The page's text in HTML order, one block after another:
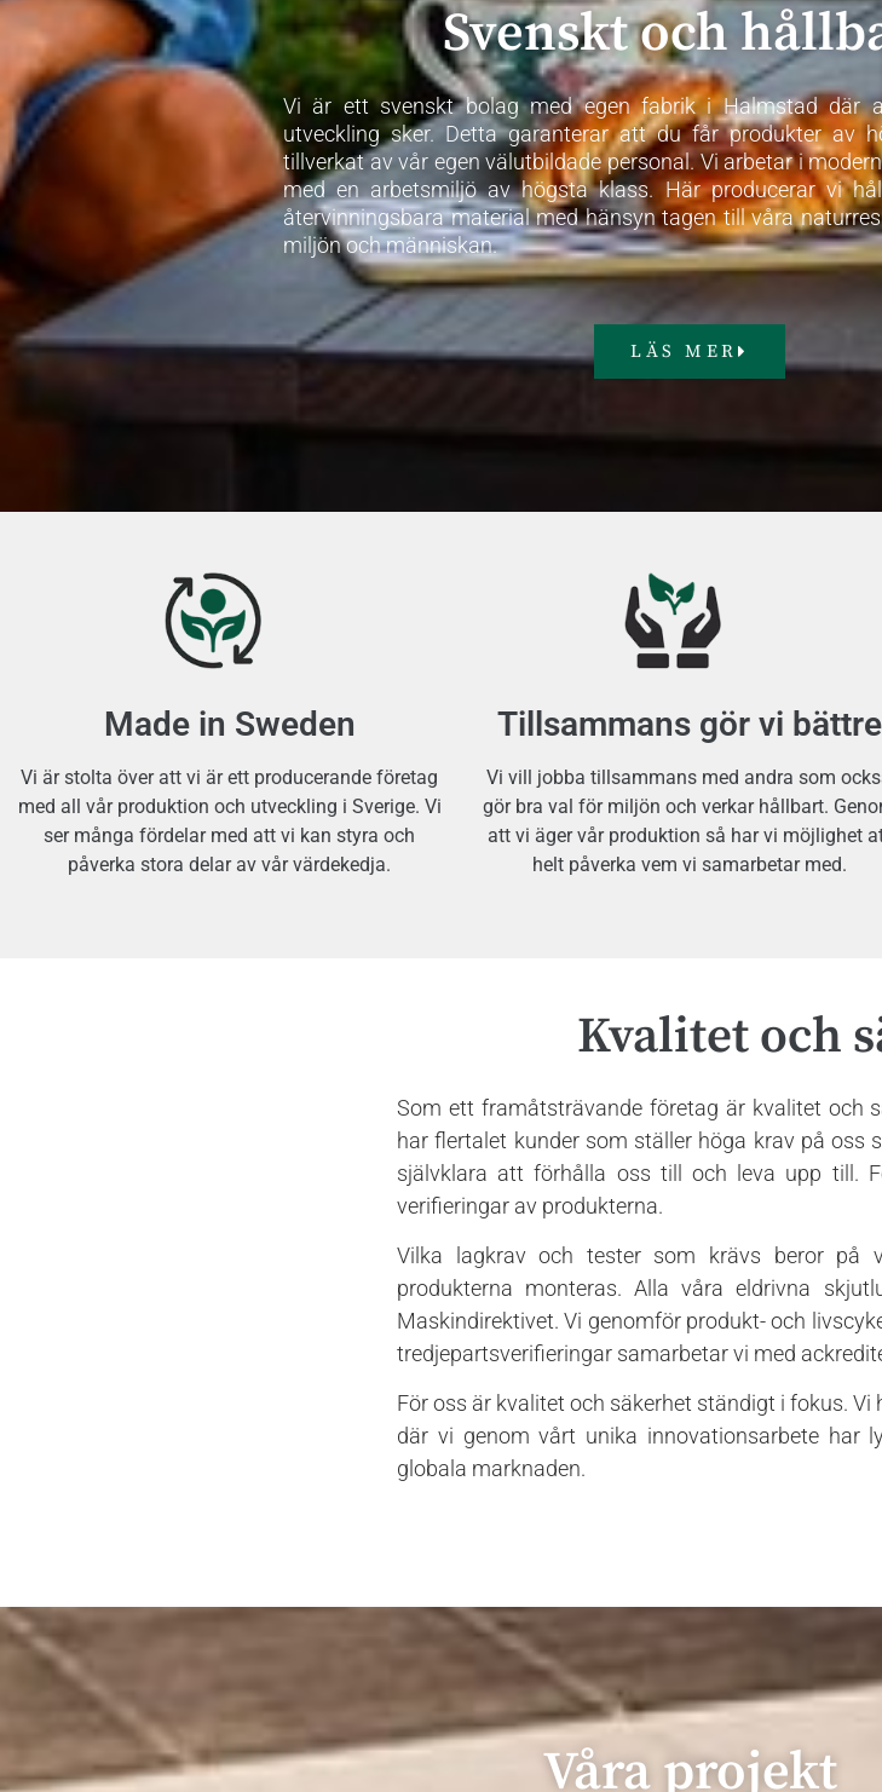
Svenskt och
Vi är ett svenskt bolag med egen fabrik i Halmstad där
utveckling sker. Detta garanterar att du får produkter av
tillverkat av vår egen välutbildade personal. Vi arbetar i
med en arbetsmiljö av högsta klass. Här producerar vi
återvinningsbara material med hänsyn tagen till våra
miljön och människan.
LÄS MER
Made in Sweden
Vi är stolta över att vi är ett producerande företag
med all vår produktion och utveckling i Sverige. Vi
ser många fördelar med att vi kan styra och
påverka stora delar av vår värdekedja.
Tillsammans gör vi bättre
Vi vill jobba tillsammans med andra som
gör bra val för miljön och verkar hållbart.
att vi äger vår produktion så har vi möjlighet
helt påverka vem vi samarbetar med.
Kvalitet och
Som ett framåtsträvande företag är kvalitet och
har flertalet kunder som ställer höga krav på oss
självklara att förhålla oss till och leva upp till.
verifieringar av produkterna.
Vilka lagkrav och tester som krävs beror på
produkterna monteras. Alla våra eldrivna
Maskindirektivet. Vi genomför produkt- och
tredjepartsverifieringar samarbetar vi med
För oss är kvalitet och säkerhet ständigt i fokus.
där vi genom vårt unika innovationsarbete har
globala marknaden.
Våra projekt